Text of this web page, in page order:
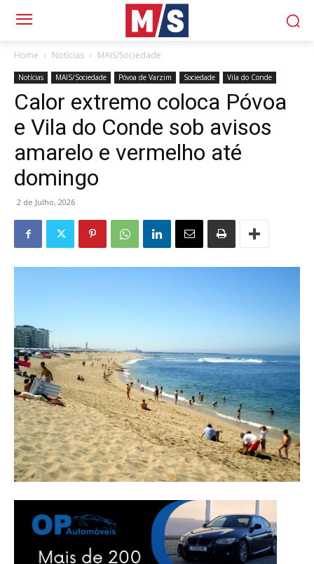
Home Notícias MAIS/Sociedade
Notícias MAIS/Sociedade Póvoa de Varzim Sociedade Vila do Conde
Calor extremo coloca Póvoa
e Vila do Conde sob avisos
amarelo e vermelho até
domingo
2 de Julho, 2026